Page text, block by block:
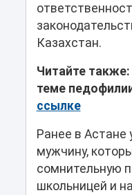
Казахстан.
Читайте
теме
ссылке
Ранее в
мужчину,
сомнительную
школьницей и